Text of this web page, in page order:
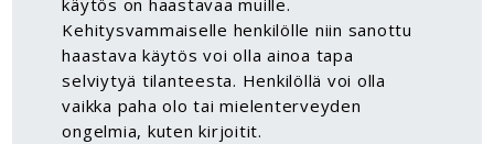
käytös on haastavaa muille.
Kehitysvammaiselle henkilölle niin sanottu
haastava käytös voi olla ainoa tapa
selviytyä tilanteesta. Henkilöllä voi olla
vaikka paha olo tai mielenterveyden
ongelmia, kuten kirjoitit.